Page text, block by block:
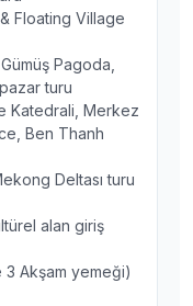
Floating Village
Pagoda,
turu
Katedrali, Merkez
Ben Thanh
Deltası turu
alan giriş
Akşam yemeği)